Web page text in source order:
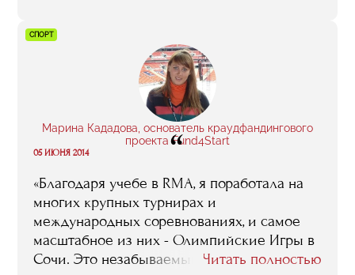
например, получила представление о
финансовом планировании, о
бухгалтерском учете. Теперь,
соответственно, могу делать расчеты,
составлять планы. В общем, моя
квалификация как менеджера после
обучения здорово повысилась. И теперь я
производством ощущаю весьма уверенно.
Раньше этого не было.
СПОРТ
Марина Кададова, основатель краудфандингового
проекта Fund4Start
“
05 ИЮНЯ 2014
«Благодаря учебе в RMA, я поработала на
многих крупных турнирах и
международных соревнованиях, и самое
масштабное из них - Олимпийские Игры в
Сочи. Это незабываемый опыт».Читать полностью